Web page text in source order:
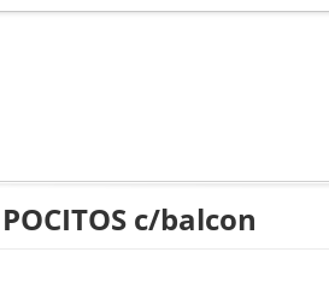
c/balcon